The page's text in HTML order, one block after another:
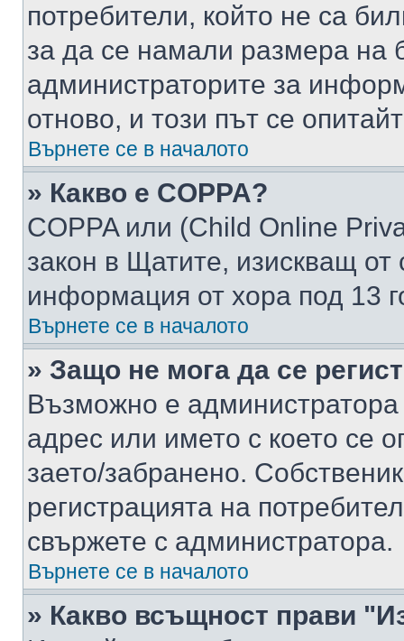
потребители, който не са
за да се намали размера на
администраторите за
отново, и този път се
Върнете се в началото
» Какво е COPPA?
COPPA или (Child Online
закон в Щатите, изискващ от
информация от хора под 13
Върнете се в началото
» Защо не мога да се
Възможно е
адрес или името с което се
заето/забранено.
регистрацията на
свържете с администратора.
Върнете се в началото
» Какво всъщност прави